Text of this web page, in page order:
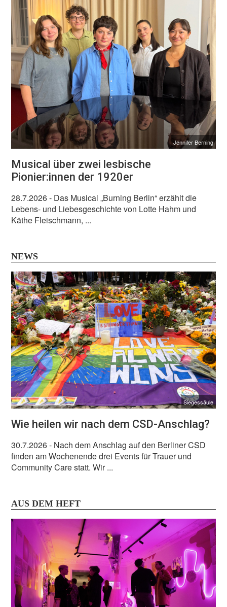
Jennifer Berning
Musical über zwei lesbische
Pionier:innen der 1920er
28.7.2026- Das Musical „Burning Berlin“ erzählt die
Lebens- und Liebesgeschichte von Lotte Hahm und
Käthe Fleischmann, ...
NEWS
Siegessäule
Wie heilen wir nach dem CSD-Anschlag?
30.7.2026- Nach dem Anschlag auf den Berliner CSD
finden am Wochenende drei Events für Trauer und
Community Care statt. Wir ...
AUS DEM HEFT